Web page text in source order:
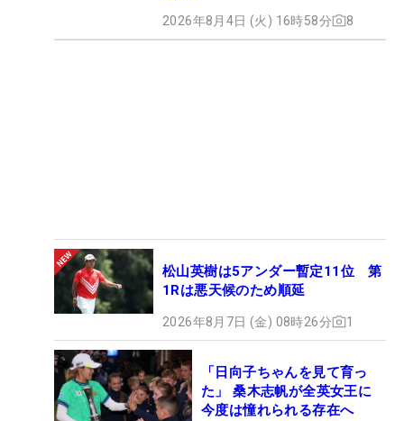
2026年8月4日 (火) 16時58分 8
松山英樹は5アンダー暫定11位 第
1Rは悪天候のため順延
2026年8月7日 (金) 08時26分 1
「日向子ちゃんを見て育っ
た」 桑木志帆が全英女王に
今度は憧れられる存在へ